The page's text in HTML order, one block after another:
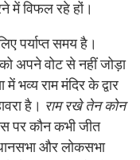
में विफल रहे हों।
पर्याप्त समय है।
अपने वोट से नहीं जोड़ा
भव्य राम मंदिर के द्वार
है। राम रखे तेन कोन
पर कौन कभी जीत
और लोकसभा